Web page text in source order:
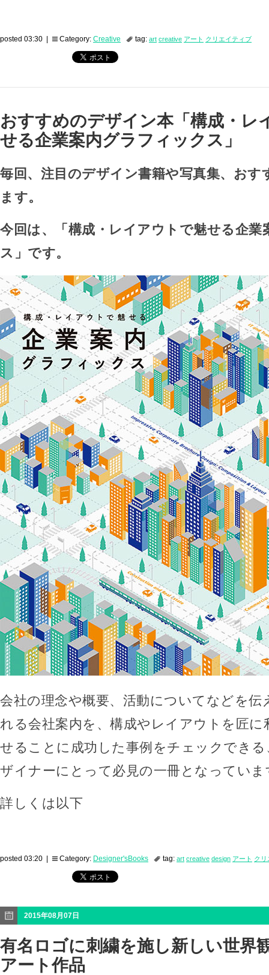
posted 03:30 | Category: Creative tag: art creative アート クリエイティブ
おすすめのデザイン本「構成・レ
せる企業案内グラフィックス」
毎回、注目のデザイン書籍や写真集、おす
ます。
今回は、「構成・レイアウトで魅せる企業
ス」です。
会社の理念や概要、活動についてなどを伝
れる会社案内を、構成やレイアウトを匠に
せることに成功した事例をチェックでき
ザイナーにとって必見の一冊となっていま
詳しくは以下
posted 03:20 | Category: Designer'sBooks tag: art creative design アート クリ
2015年08月07日
有名ロゴに刺繍を施し新しい世界
アート作品